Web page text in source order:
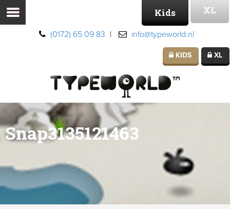
(0172) 65 09 83 | info@typeworld.nl
Kids XL
KIDS XL
Snap3135121463